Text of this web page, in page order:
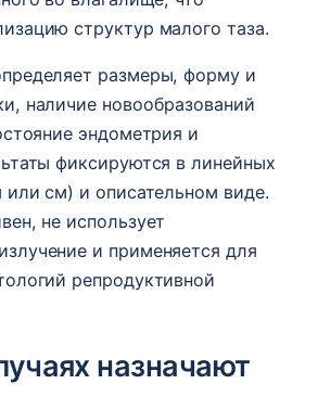
структур малого таза.
размеры, форму и
наличие новообразований
эндометрия и
фиксируются в линейных
см) и описательном виде.
не использует
и применяется для
репродуктивной
назначают